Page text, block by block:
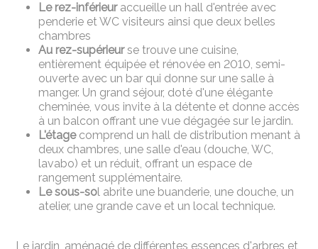
Le rez-inférieuraccueille un hall d'entrée avec
penderie et WC visiteurs ainsi que deux belles
chambres
Au rez-supérieurse trouve une cuisine,
entièrement équipée et rénovée en 2010, semi-
ouverte avec un bar qui donne sur une salle à
manger. Un grand séjour, doté d'une élégante
cheminée, vous invite à la détente et donne accès
à un balcon offrant une vue dégagée sur le jardin.
L'étage comprend un hall de distribution menant à
deux chambres, une salle d'eau (douche, WC,
lavabo) et un réduit, offrant un espace de
rangement supplémentaire.
Le sous-sol abrite une buanderie, une douche, un
atelier, une grande cave et un local technique.
Le jardin, aménagé de différentes essences d'arbres et